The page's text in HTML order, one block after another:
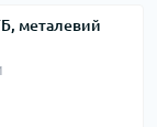
металевий